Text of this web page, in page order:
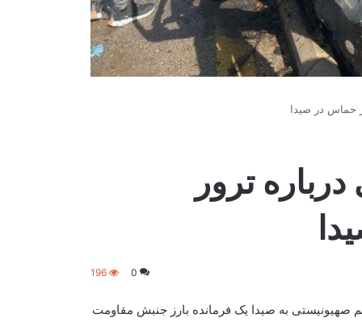
حماس در صیدا
ترور
0
196
صهیونیستی به صیدا یک فرمانده بارز جنبش مقاومت